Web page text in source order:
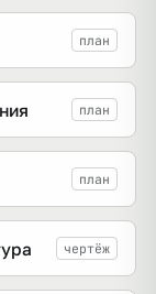
план
план
план
чертёж